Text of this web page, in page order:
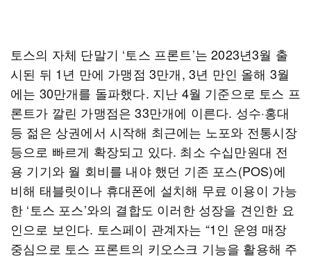
토스의 자체 단말기 ‘토스 프론트’는 2023년3월 출
시된 뒤 1년 만에 가맹점 3만개, 3년 만인 올해 3월
에는 30만개를 돌파했다. 지난 4월 기준으로 토스 프
론트가 깔린 가맹점은 33만개에 이른다. 성수·홍대
등 젊은 상권에서 시작해 최근에는 노포와 전통시장
등으로 빠르게 확장되고 있다. 최소 수십만원대 전
용 기기와 월 회비를 내야 했던 기존 포스(POS)에
비해 태블릿이나 휴대폰에 설치해 무료 이용이 가능
한 ‘토스 포스’와의 결합도 이러한 성장을 견인한 요
인으로 보인다. 토스페이 관계자는 “1인 운영 매장
중심으로 토스 프론트의 키오스크 기능을 활용해 주